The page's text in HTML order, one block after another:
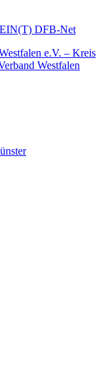
DFB-Net
e.V. – Kreis
Westfalen